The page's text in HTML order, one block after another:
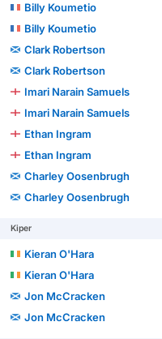
Billy Koumetio
Billy Koumetio
Clark Robertson
Clark Robertson
Imari Narain Samuels
Imari Narain Samuels
Ethan Ingram
Ethan Ingram
Charley Oosenbrugh
Charley Oosenbrugh
Kiper
Kieran O'Hara
Kieran O'Hara
Jon McCracken
Jon McCracken